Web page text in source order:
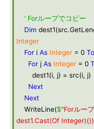
' Forループでコピー
Dim
Integer
For i As Integer = 0 To
For j As Integer = 0
dest1(i, j) = src(i, j)
Next
Next
WriteLine($"Forルー
dest1.Cast(Of